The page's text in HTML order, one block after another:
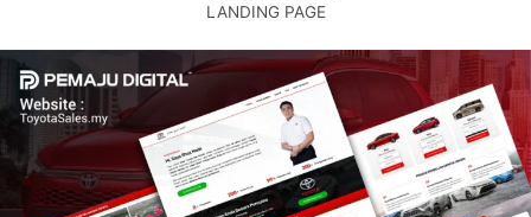
LANDING PAGE